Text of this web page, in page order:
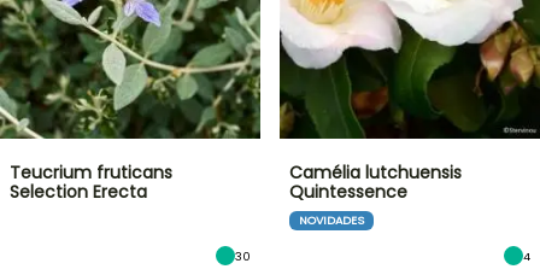
Teucrium fruticans
Selection Erecta
30
Camélia lutchuensis
Quintessence
NOVIDADES
4